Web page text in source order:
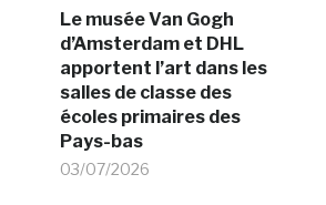
Le musée Van Gogh
d’Amsterdam et DHL
apportent l’art dans les
salles de classe des
écoles primaires des
Pays-bas
03/07/2026